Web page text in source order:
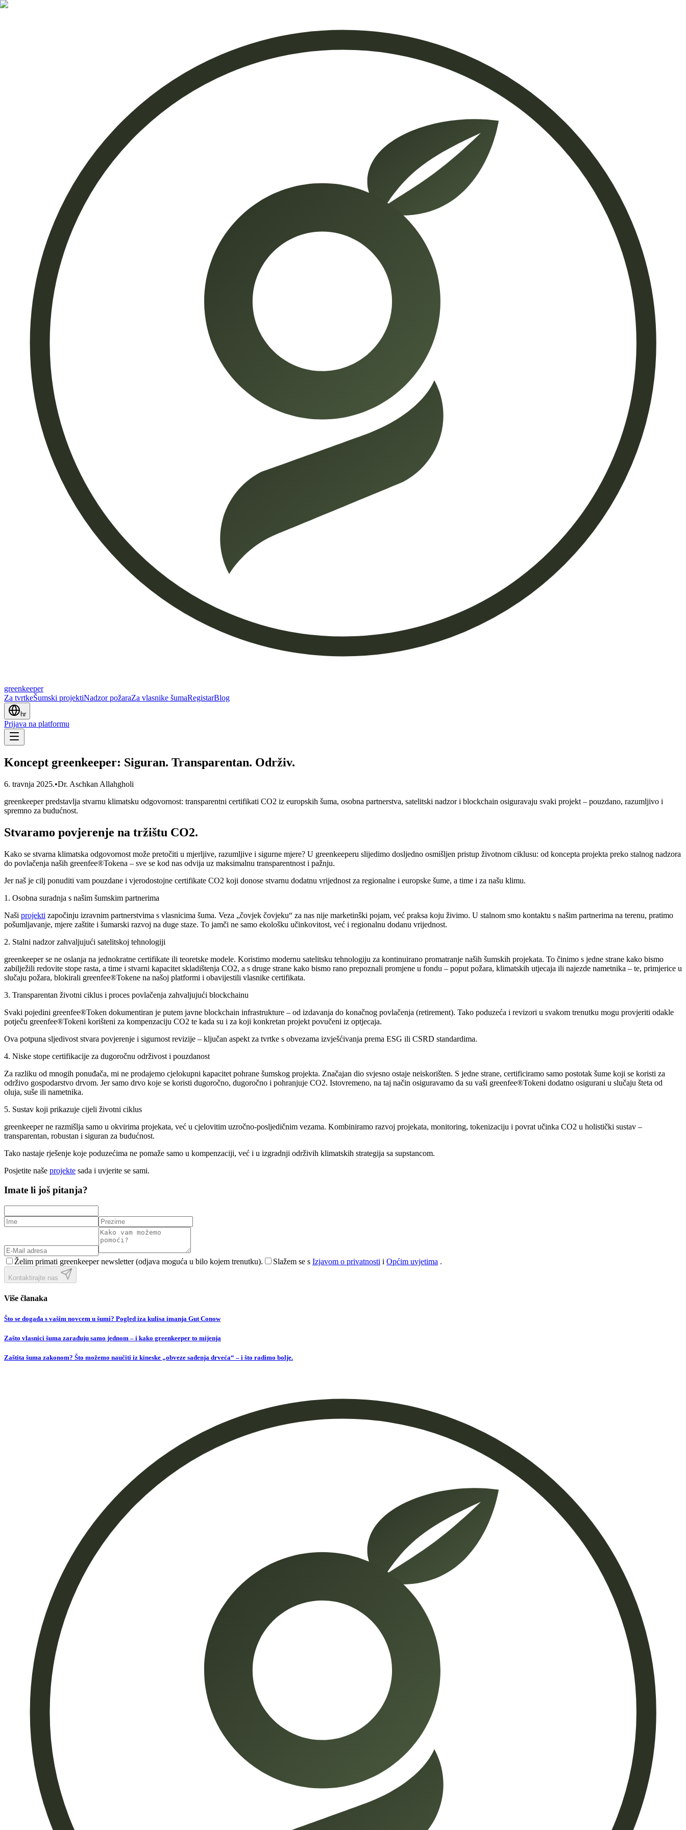
greenkeeper
Za tvrtkeŠumski projektiNadzor požaraZa vlasnike šumaRegistarBlog
hr
Prijava na platformu
Koncept greenkeeper: Siguran. Transparentan. Održiv.
6. travnja 2025.•Dr. Aschkan Allahgholi
greenkeeper predstavlja stvarnu klimatsku odgovornost: transparentni certifikati CO2 iz europskih šuma, osobna partnerstva, satelitski nadzor i blockchain osiguravaju svaki projekt – pouzdano, razumljivo i
spremno za budućnost.
Stvaramo povjerenje na tržištu CO2.
Kako se stvarna klimatska odgovornost može pretočiti u mjerljive, razumljive i sigurne mjere? U greenkeeperu slijedimo dosljedno osmišljen pristup životnom ciklusu: od koncepta projekta preko stalnog nadzora
do povlačenja naših greenfee®Tokena – sve se kod nas odvija uz maksimalnu transparentnost i pažnju.
Jer naš je cilj ponuditi vam pouzdane i vjerodostojne certifikate CO2 koji donose stvarnu dodatnu vrijednost za regionalne i europske šume, a time i za našu klimu.
1. Osobna suradnja s našim šumskim partnerima
Naši projekti započinju izravnim partnerstvima s vlasnicima šuma. Veza „čovjek čovjeku“ za nas nije marketinški pojam, već praksa koju živimo. U stalnom smo kontaktu s našim partnerima na terenu, pratimo
pošumljavanje, mjere zaštite i šumarski razvoj na duge staze. To jamči ne samo ekološku učinkovitost, već i regionalnu dodanu vrijednost.
2. Stalni nadzor zahvaljujući satelitskoj tehnologiji
greenkeeper se ne oslanja na jednokratne certifikate ili teoretske modele. Koristimo modernu satelitsku tehnologiju za kontinuirano promatranje naših šumskih projekata. To činimo s jedne strane kako bismo
zabilježili redovite stope rasta, a time i stvarni kapacitet skladištenja CO2, a s druge strane kako bismo rano prepoznali promjene u fondu – poput požara, klimatskih utjecaja ili najezde nametnika – te, primjerice u
slučaju požara, blokirali greenfee®Tokene na našoj platformi i obavijestili vlasnike certifikata.
3. Transparentan životni ciklus i proces povlačenja zahvaljujući blockchainu
Svaki pojedini greenfee®Token dokumentiran je putem javne blockchain infrastrukture – od izdavanja do konačnog povlačenja (retirement). Tako poduzeća i revizori u svakom trenutku mogu provjeriti odakle
potječu greenfee®Tokeni korišteni za kompenzaciju CO2 te kada su i za koji konkretan projekt povučeni iz optjecaja.
Ova potpuna sljedivost stvara povjerenje i sigurnost revizije – ključan aspekt za tvrtke s obvezama izvješćivanja prema ESG ili CSRD standardima.
4. Niske stope certifikacije za dugoročnu održivost i pouzdanost
Za razliku od mnogih ponuđača, mi ne prodajemo cjelokupni kapacitet pohrane šumskog projekta. Značajan dio svjesno ostaje neiskorišten. S jedne strane, certificiramo samo postotak šume koji se koristi za
održivo gospodarstvo drvom. Jer samo drvo koje se koristi dugoročno, dugoročno i pohranjuje CO2. Istovremeno, na taj način osiguravamo da su vaši greenfee®Tokeni dodatno osigurani u slučaju šteta od
oluja, suše ili nametnika.
5. Sustav koji prikazuje cijeli životni ciklus
greenkeeper ne razmišlja samo u okvirima projekata, već u cjelovitim uzročno-posljedičnim vezama. Kombiniramo razvoj projekata, monitoring, tokenizaciju i povrat učinka CO2 u holistički sustav –
transparentan, robustan i siguran za budućnost.
Tako nastaje rješenje koje poduzećima ne pomaže samo u kompenzaciji, već i u izgradnji održivih klimatskih strategija sa supstancom.
Posjetite naše projekte sada i uvjerite se sami.
Imate li još pitanja?
Želim primati greenkeeper newsletter (odjava moguća u bilo kojem trenutku). Slažem se s Izjavom o privatnosti i Općim uvjetima .
Kontaktirajte nas
Više članaka
Što se događa s vašim novcem u šumi? Pogled iza kulisa imanja Gut Conow
Zašto vlasnici šuma zarađuju samo jednom – i kako greenkeeper to mijenja
Zaštita šuma zakonom? Što možemo naučiti iz kineske „obveze sađenja drveća“ – i što radimo bolje.